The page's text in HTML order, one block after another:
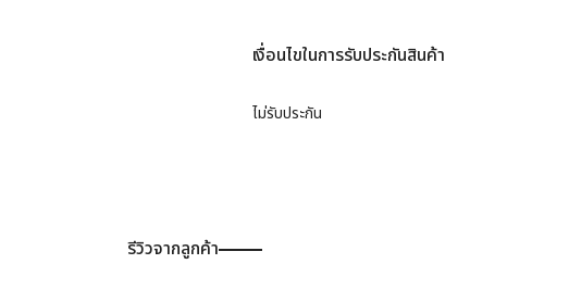
เงื่อนไขในการรับประกันสินค้า
ไม่รับประกัน
รีวิวจากลูกค้า